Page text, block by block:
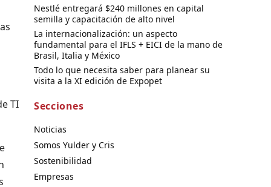
TI
Nestlé entregará $240 millones en capital
semilla y capacitación de alto nivel
La internacionalización: un aspecto
fundamental para el IFLS + EICI de la mano de
Brasil, Italia y México
Todo lo que necesita saber para planear su
visita a la XI edición de Expopet
Secciones
Noticias
Somos Yulder y Cris
Sostenibilidad
Empresas